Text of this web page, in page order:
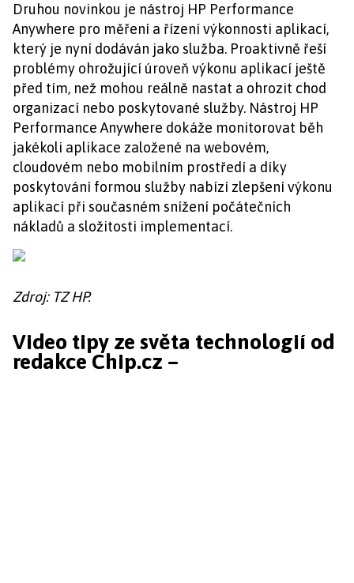
Druhou novinkou je nástroj HP Performance
Anywhere pro měření a řízení výkonnosti aplikací,
který je nyní dodáván jako služba. Proaktivně řeší
problémy ohrožující úroveň výkonu aplikací ještě
před tím, než mohou reálně nastat a ohrozit chod
organizací nebo poskytované služby. Nástroj HP
Performance Anywhere dokáže monitorovat běh
jakékoli aplikace založené na webovém,
cloudovém nebo mobilním prostředí a díky
poskytování formou služby nabízí zlepšení výkonu
aplikací při současném snížení počátečních
nákladů a složitosti implementací.
Zdroj: TZ HP.
Video tipy ze světa technologií od
redakce Chip.cz –